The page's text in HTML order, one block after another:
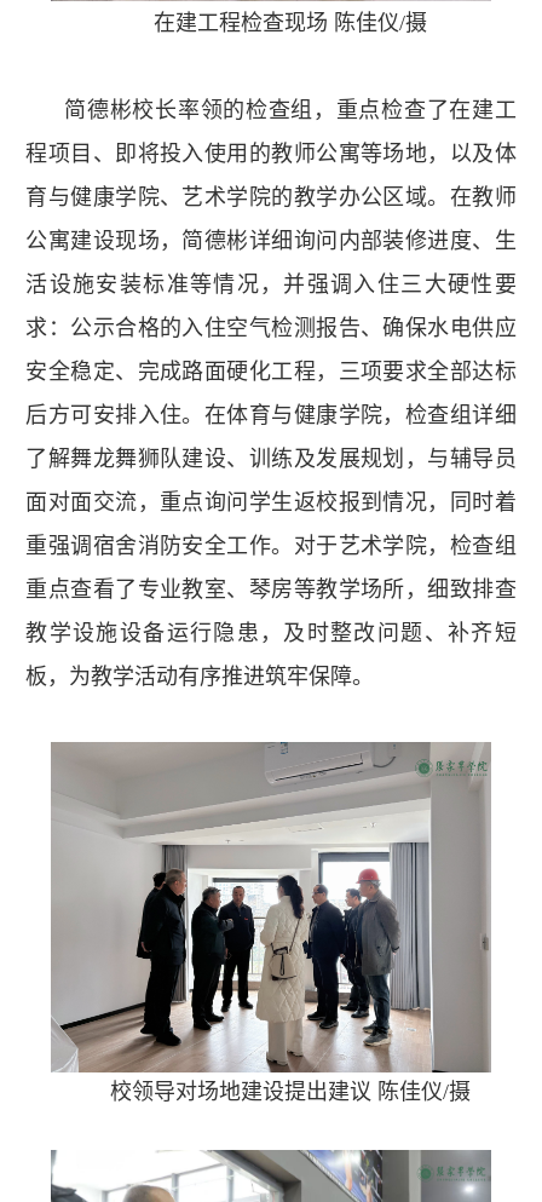
在建工程检查现场 陈佳仪/摄
简德彬校长率领的检查组，重点检查了在建工
程项目、即将投入使用的教师公寓等场地，以及体
育与健康学院、艺术学院的教学办公区域。在教师
公寓建设现场，简德彬详细询问内部装修进度、生
活设施安装标准等情况，并强调入住三大硬性要
求：公示合格的入住空气检测报告、确保水电供应
安全稳定、完成路面硬化工程，三项要求全部达标
后方可安排入住。在体育与健康学院，检查组详细
了解舞龙舞狮队建设、训练及发展规划，与辅导员
面对面交流，重点询问学生返校报到情况，同时着
重强调宿舍消防安全工作。对于艺术学院，检查组
重点查看了专业教室、琴房等教学场所，细致排查
教学设施设备运行隐患，及时整改问题、补齐短
板，为教学活动有序推进筑牢保障。
校领导对场地建设提出建议 陈佳仪/摄